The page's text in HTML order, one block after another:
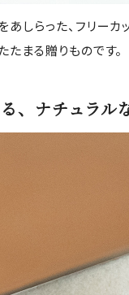
しらった、フリー
まる贈りものです。
、ナチュラル